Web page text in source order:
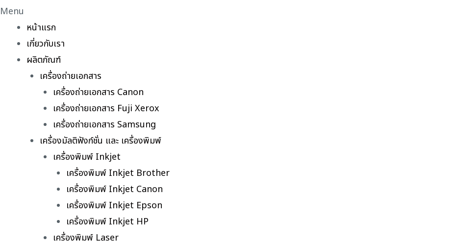
Menu
หน้าแรก
เกี่ยวกับเรา
ผลิตภัณฑ์
เครื่องถ่ายเอกสาร
เครื่องถ่ายเอกสาร Canon
เครื่องถ่ายเอกสาร Fuji Xerox
เครื่องถ่ายเอกสาร Samsung
เครื่องมัลติฟังก์ชั่น และ เครื่องพิมพ์
เครื่องพิมพ์ Inkjet
เครื่องพิมพ์ Inkjet Brother
เครื่องพิมพ์ Inkjet Canon
เครื่องพิมพ์ Inkjet Epson
เครื่องพิมพ์ Inkjet HP
เครื่องพิมพ์ Laser